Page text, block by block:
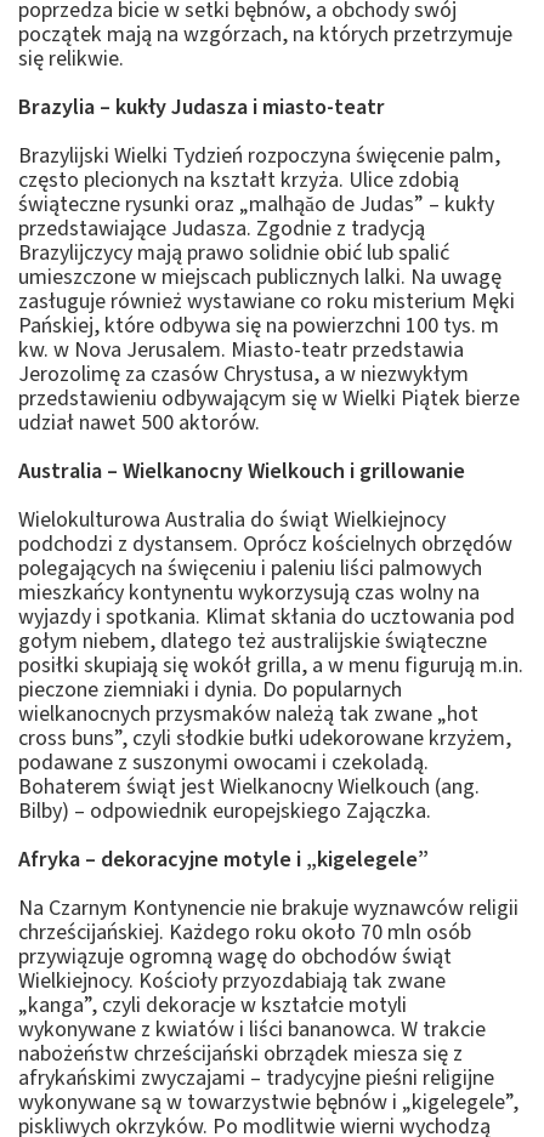
poprzedza bicie w setki bębnów, a obchody swój
początek mają na wzgórzach, na których przetrzymuje
się relikwie.
Brazylia – kukły Judasza i miasto-teatr
Brazylijski Wielki Tydzień rozpoczyna święcenie palm,
często plecionych na kształt krzyża. Ulice zdobią
świąteczne rysunki oraz „malhaçăo de Judas” – kukły
przedstawiające Judasza. Zgodnie z tradycją
Brazylijczycy mają prawo solidnie obić lub spalić
umieszczone w miejscach publicznych lalki. Na uwagę
zasługuje również wystawiane co roku misterium Męki
Pańskiej, które odbywa się na powierzchni 100 tys. m
kw. w Nova Jerusalem. Miasto-teatr przedstawia
Jerozolimę za czasów Chrystusa, a w niezwykłym
przedstawieniu odbywającym się w Wielki Piątek bierze
udział nawet 500 aktorów.
Australia – Wielkanocny Wielkouch i grillowanie
Wielokulturowa Australia do świąt Wielkiejnocy
podchodzi z dystansem. Oprócz kościelnych obrzędów
polegających na święceniu i paleniu liści palmowych
mieszkańcy kontynentu wykorzysują czas wolny na
wyjazdy i spotkania. Klimat skłania do ucztowania pod
gołym niebem, dlatego też australijskie świąteczne
posiłki skupiają się wokół grilla, a w menu figurują m.in.
pieczone ziemniaki i dynia. Do popularnych
wielkanocnych przysmaków należą tak zwane „hot
cross buns”, czyli słodkie bułki udekorowane krzyżem,
podawane z suszonymi owocami i czekoladą.
Bohaterem świąt jest Wielkanocny Wielkouch (ang.
Bilby) – odpowiednik europejskiego Zajączka.
Afryka – dekoracyjne motyle i „kigelegele”
Na Czarnym Kontynencie nie brakuje wyznawców religii
chrześcijańskiej. Każdego roku około 70 mln osób
przywiązuje ogromną wagę do obchodów świąt
Wielkiejnocy. Kościoły przyozdabiają tak zwane
„kanga”, czyli dekoracje w kształcie motyli
wykonywane z kwiatów i liści bananowca. W trakcie
nabożeństw chrześcijański obrządek miesza się z
afrykańskimi zwyczajami – tradycyjne pieśni religijne
wykonywane są w towarzystwie bębnów i „kigelegele”,
piskliwych okrzyków. Po modlitwie wierni wychodzą